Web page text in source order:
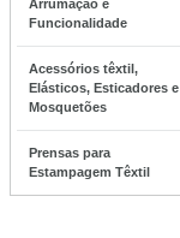
Arrumação e
Funcionalidade
Acessórios têxtil,
Elásticos, Esticadores e
Mosquetões
Prensas para
Estampagem Têxtil